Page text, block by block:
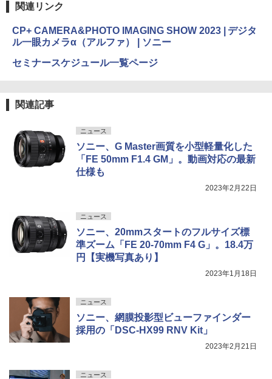
関連リンク
CP+ CAMERA&PHOTO IMAGING SHOW 2023 | デジタ
ル一眼カメラα（アルファ） | ソニー
セミナースケジュール一覧ページ
関連記事
ニュース
ソニー、G Master画質を小型軽量化した
「FE 50mm F1.4 GM」。動画対応の最新
仕様も
2023年2月22日
ニュース
ソニー、20mmスタートのフルサイズ標
準ズーム「FE 20-70mm F4 G」。18.4万
円【実機写真あり】
2023年1月18日
ニュース
ソニー、網膜投影型ビューファインダー
採用の「DSC-HX99 RNV Kit」
2023年2月21日
ニュース